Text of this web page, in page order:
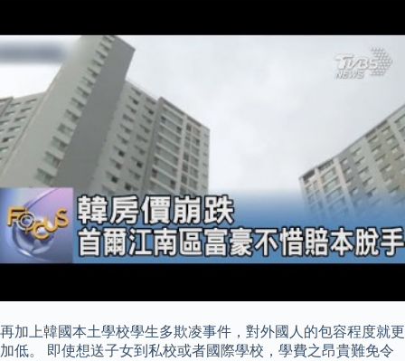
再加上韓國本土學校學生多欺凌事件，對外國人的包容程度就更
加低。 即使想送子女到私校或者國際學校，學費之昂貴難免令